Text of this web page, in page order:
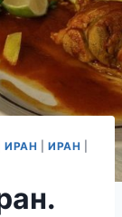
|ИРАН |ИРАН